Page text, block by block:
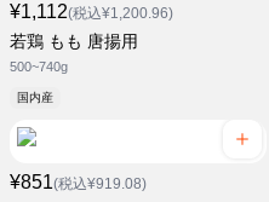
¥1,112(税込¥1,200.96)
若鶏 もも 唐揚用
500~740g
国内産
¥851(税込¥919.08)